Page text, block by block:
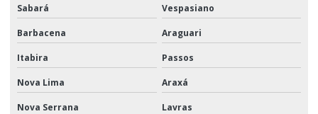
Sabará Vespasiano
Barbacena Araguari
Itabira Passos
Nova Lima Araxá
Nova Serrana Lavras